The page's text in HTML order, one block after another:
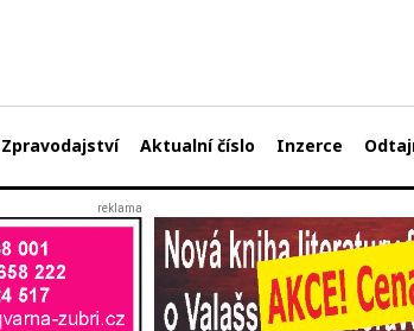
Zpravodajství Aktualní číslo Inzerce